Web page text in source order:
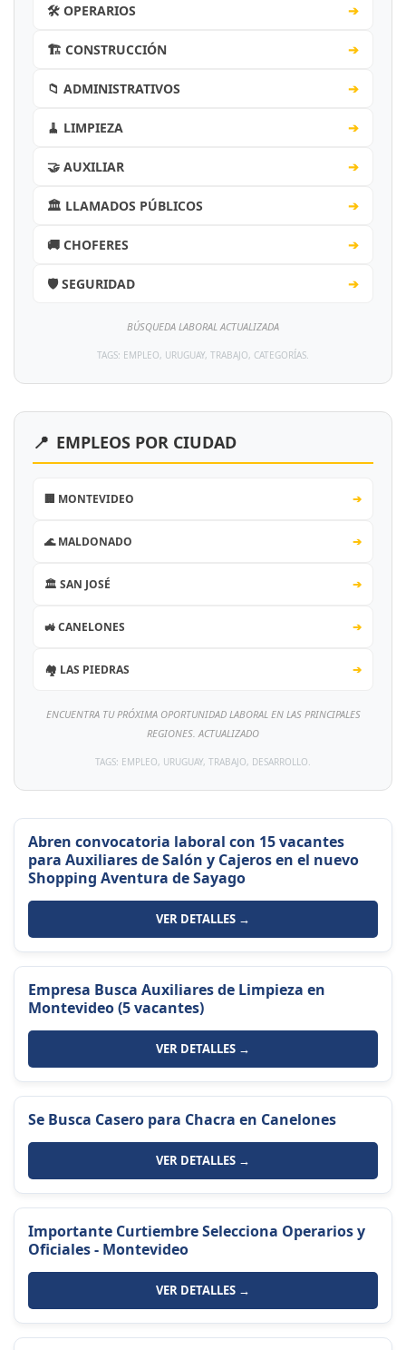
🛠️ OPERARIOS ➔
🏗️ CONSTRUCCIÓN ➔
📁 ADMINISTRATIVOS ➔
🧹 LIMPIEZA ➔
🤝 AUXILIAR ➔
🏛️ LLAMADOS PÚBLICOS ➔
🚚 CHOFERES ➔
🛡️ SEGURIDAD ➔
BÚSQUEDA LABORAL ACTUALIZADA
TAGS: EMPLEO, URUGUAY, TRABAJO, CATEGORÍAS.
📍 EMPLEOS POR CIUDAD
🏢 MONTEVIDEO ➔
🌊 MALDONADO ➔
🏛️ SAN JOSÉ ➔
🚜 CANELONES ➔
🏘️ LAS PIEDRAS ➔
ENCUENTRA TU PRÓXIMA OPORTUNIDAD LABORAL EN LAS PRINCIPALES
REGIONES. ACTUALIZADO
TAGS: EMPLEO, URUGUAY, TRABAJO, DESARROLLO.
Abren convocatoria laboral con 15 vacantes
para Auxiliares de Salón y Cajeros en el nuevo
Shopping Aventura de Sayago
VER DETALLES →
Empresa Busca Auxiliares de Limpieza en
Montevideo (5 vacantes)
VER DETALLES →
Se Busca Casero para Chacra en Canelones
VER DETALLES →
Importante Curtiembre Selecciona Operarios y
Oficiales - Montevideo
VER DETALLES →